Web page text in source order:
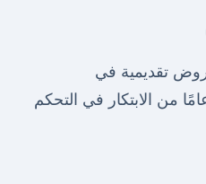
تقديمية في
تمتد على 30 عامًا من الابتكار في التحكم